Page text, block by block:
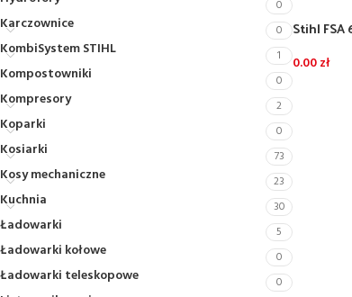
0
Karczownice 0
KombiSystem STIHL 1
Kompostowniki 0
Kompresory 2
Koparki 0
Kosiarki 73
Kosy mechaniczne 23
Kuchnia 30
Ładowarki 5
Ładowarki kołowe 0
Ładowarki teleskopowe 0
Stihl FSA
0.00zł